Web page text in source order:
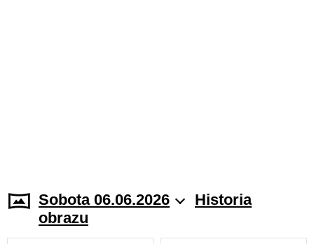
Sobota 06.06.2026
Historia
obrazu